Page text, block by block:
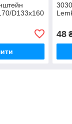
D133x160
48